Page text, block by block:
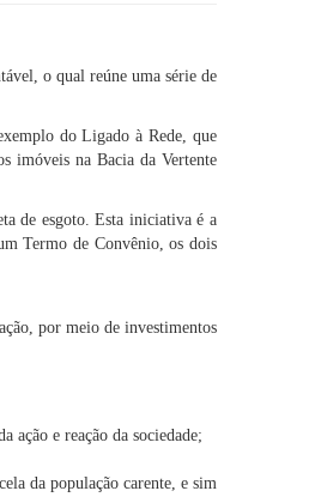
o qual reúne uma série de
do Ligado à Rede, que
imóveis na Bacia da Vertente
de esgoto. Esta iniciativa é a
Termo de Convênio, os dois
por meio de investimentos
e reação da sociedade;
da população carente, e sim